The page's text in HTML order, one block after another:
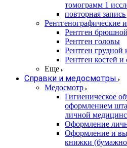
томограмм 1
повторная
Рентгенографические
Рентген
Рентген головы
Рентген грудной
Рентген костей и
Еще
Справки и медосмотры
Медосмотр
Гигиеническое
оформлением
личной
Оформление
Оформление и
книжки